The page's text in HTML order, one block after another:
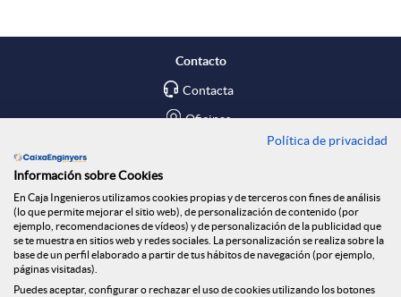
p
i
c
a
o
ó
n
n
Contacto
Contacta
Oficinas
Blog
Social
Política de privacidad
Información sobre Cookies
En Caja Ingenieros utilizamos cookies propias y de terceros con fines de análisis
(lo que permite mejorar el sitio web), de personalización de contenido (por
ejemplo, recomendaciones de vídeos) y de personalización de la publicidad que
se te muestra en sitios web y redes sociales. La personalización se realiza sobre la
base de un perfil elaborado a partir de tus hábitos de navegación (por ejemplo,
páginas visitadas).
Puedes aceptar, configurar o rechazar el uso de cookies utilizando los botones